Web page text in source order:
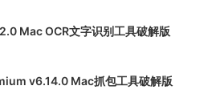
Mac OCR文字识别工具破解版
v6.14.0 Mac抓包工具破解版